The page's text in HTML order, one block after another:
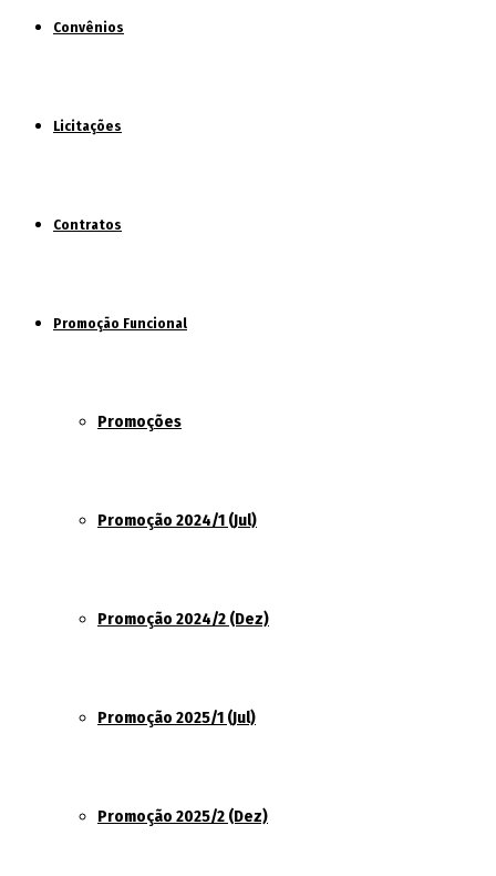
Convênios
Licitações
Contratos
Promoção Funcional
Promoções
Promoção 2024/1 (Jul)
Promoção 2024/2 (Dez)
Promoção 2025/1 (Jul)
Promoção 2025/2 (Dez)